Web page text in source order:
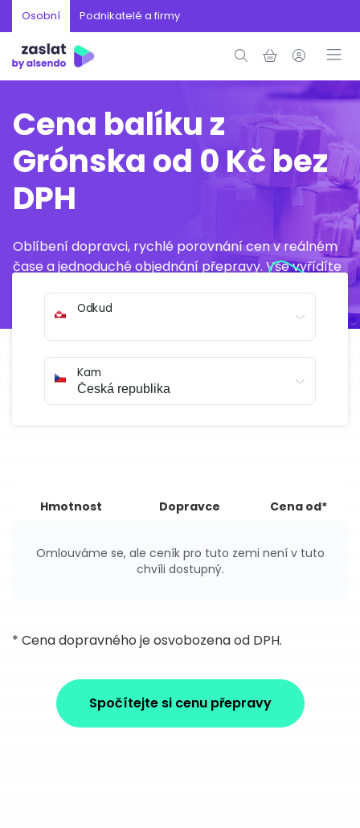
Osobní Podnikatelé a firmy
Cena balíku z
Grónska od 0 Kč bez
DPH
Oblíbení dopravci, rychlé porovnání cen v reálném
čase a jednoduché objednání přepravy. Vše vyřídíte
Odkud
Kam
Hmotnost Dopravce Cena od*
Omlouváme se, ale ceník pro tuto zemi není v tuto
chvíli dostupný.
* Cena dopravného je osvobozena od DPH.
Spočítejte si cenu přepravy